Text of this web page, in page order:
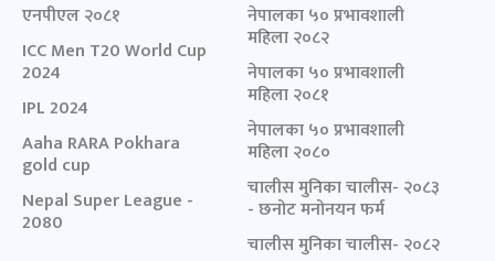
एनपीएल २०८१
ICC Men T20 World Cup
2024
IPL 2024
Aaha RARA Pokhara
gold cup
Nepal Super League -
2080
नेपालका ५० प्रभावशाली
महिला २०८२
नेपालका ५० प्रभावशाली
महिला २०८१
नेपालका ५० प्रभावशाली
महिला २०८०
चालीस मुनिका चालीस- २०८३
- छनोट मनोनयन फर्म
चालीस मुनिका चालीस- २०८२